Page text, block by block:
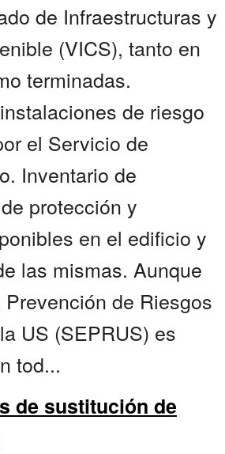
de Infraestructuras y
(VICS), tanto en
terminadas.
de riesgo
el Servicio de
Inventario de
protección y
en el edificio y
las mismas. Aunque
de Riesgos
US (SEPRUS) es
tod...
de sustitución de